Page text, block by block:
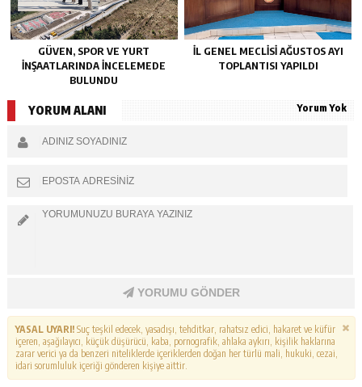
GÜVEN, SPOR VE YURT
İNŞAATLARINDA İNCELEMEDE
BULUNDU
İL GENEL MECLİSİ AĞUSTOS AYI
TOPLANTISI YAPILDI
YORUM ALANI Yorum Yok
YORUMU GÖNDER
YASAL UYARI!Suç teşkil edecek, yasadışı, tehditkar, rahatsız edici, hakaret ve küfür
içeren, aşağılayıcı, küçük düşürücü, kaba, pornografik, ahlaka aykırı, kişilik haklarına
zarar verici ya da benzeri niteliklerde içeriklerden doğan her türlü mali, hukuki, cezai,
idari sorumluluk içeriği gönderen kişiye aittir.